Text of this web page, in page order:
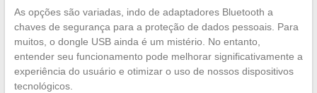
As opções são variadas, indo de adaptadores Bluetooth a
chaves de segurança para a proteção de dados pessoais. Para
muitos, o dongle USB ainda é um mistério. No entanto,
entender seu funcionamento pode melhorar significativamente a
experiência do usuário e otimizar o uso de nossos dispositivos
tecnológicos.